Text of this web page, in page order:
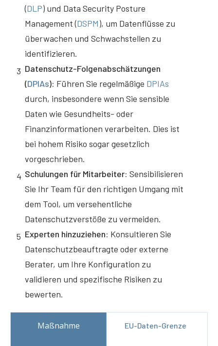
(DLP) und Data Security Posture
Management (DSPM), um Datenflüsse zu
überwachen und Schwachstellen zu
identifizieren.
3 Datenschutz-Folgenabschätzungen
(DPIAs): Führen Sie regelmäßige DPIAs
durch, insbesondere wenn Sie sensible
Daten wie Gesundheits- oder
Finanzinformationen verarbeiten. Dies ist
bei hohem Risiko sogar gesetzlich
vorgeschrieben.
4 Schulungen für Mitarbeiter: Sensibilisieren
Sie Ihr Team für den richtigen Umgang mit
dem Tool, um versehentliche
Datenschutzverstöße zu vermeiden.
5 Experten hinzuziehen: Konsultieren Sie
Datenschutzbeauftragte oder externe
Berater, um Ihre Konfiguration zu
validieren und spezifische Risiken zu
bewerten.
EU-Daten-Grenze